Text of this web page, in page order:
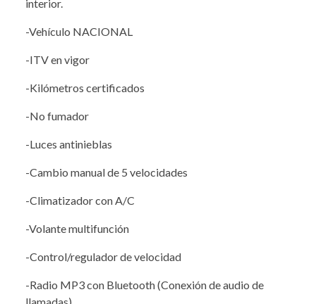
interior.
-Vehículo NACIONAL
-ITV en vigor
-Kilómetros certificados
-No fumador
-Luces antinieblas
-Cambio manual de 5 velocidades
-Climatizador con A/C
-Volante multifunción
-Control/regulador de velocidad
-Radio MP3 con Bluetooth (Conexión de audio de
llamadas)